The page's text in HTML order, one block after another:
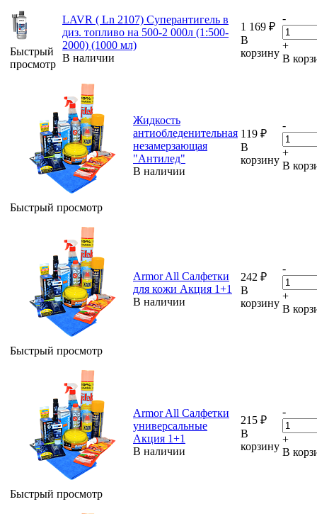
Быстрый
просмотр
LAVR ( Ln 2107) Суперантигель в
диз. топливо на 500-2 000л (1:500-
2000) (1000 мл)
В наличии
1 169 ₽
В
корзину
-
+
В
Быстрый просмотр
Жидкость
антиобледенительная
незамерзающая
"Антилед"
В наличии
119 ₽
В
корзину
-
+
В
Быстрый просмотр
Armor All Салфетки
для кожи Акция 1+1
В наличии
242 ₽
В
корзину
-
+
В
Быстрый просмотр
Armor All Салфетки
универсальные
Акция 1+1
В наличии
215 ₽
В
корзину
-
+
В